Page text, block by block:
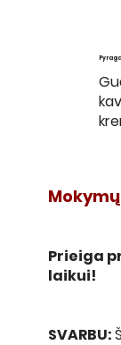
Mokymų
Prieiga
laikui!
SVARBU: